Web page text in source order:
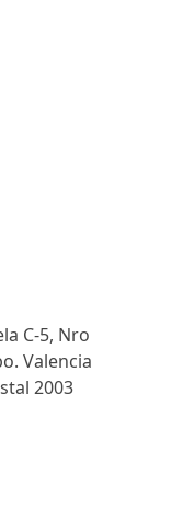
C-5, Nro
Valencia
2003